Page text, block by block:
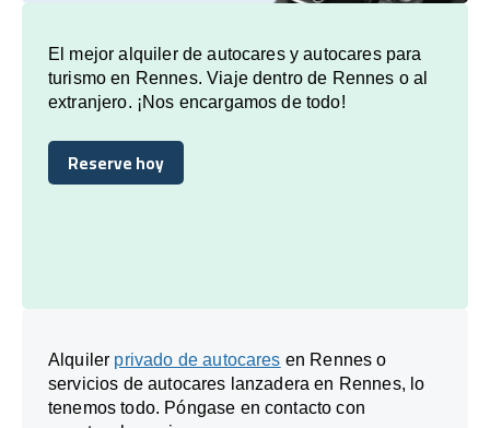
El mejor alquiler de autocares y autocares para
turismo en Rennes. Viaje dentro de Rennes o al
extranjero. ¡Nos encargamos de todo!
Reserve hoy
Reserve hoy
Alquiler privado de autocares en Rennes o
servicios de autocares lanzadera en Rennes, lo
tenemos todo. Póngase en contacto con